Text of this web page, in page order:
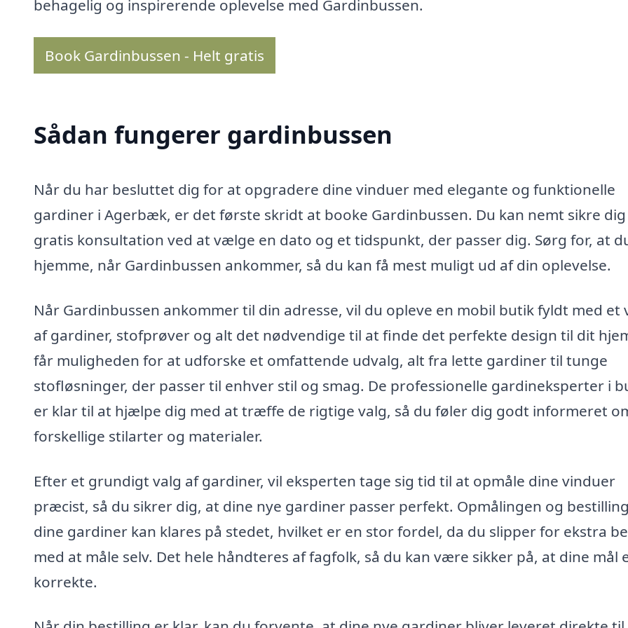
behagelig og inspirerende oplevelse med Gardinbussen.
Book Gardinbussen - Helt gratis
Sådan fungerer gardinbussen
Når du har besluttet dig for at opgradere dine vinduer med elegante og funktionelle
gardiner i Agerbæk, er det første skridt at booke Gardinbussen. Du kan nemt sikre
gratis konsultation ved at vælge en dato og et tidspunkt, der passer dig. Sørg for, at
hjemme, når Gardinbussen ankommer, så du kan få mest muligt ud af din oplevelse.
Når Gardinbussen ankommer til din adresse, vil du opleve en mobil butik fyldt med et
af gardiner, stofprøver og alt det nødvendige til at finde det perfekte design til dit
får muligheden for at udforske et omfattende udvalg, alt fra lette gardiner til tunge
stofløsninger, der passer til enhver stil og smag. De professionelle gardineksperter i
er klar til at hjælpe dig med at træffe de rigtige valg, så du føler dig godt informeret
forskellige stilarter og materialer.
Efter et grundigt valg af gardiner, vil eksperten tage sig tid til at opmåle dine vinduer
præcist, så du sikrer dig, at dine nye gardiner passer perfekt. Opmålingen og
dine gardiner kan klares på stedet, hvilket er en stor fordel, da du slipper for ekstra
med at måle selv. Det hele håndteres af fagfolk, så du kan være sikker på, at dine mål
korrekte.